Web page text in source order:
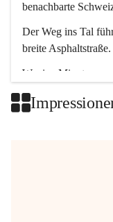
benachbarte
Der Weg ins Tal
breite Asphaltstraße.
Wenige Minuten